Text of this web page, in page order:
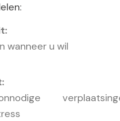
wanneer u wil